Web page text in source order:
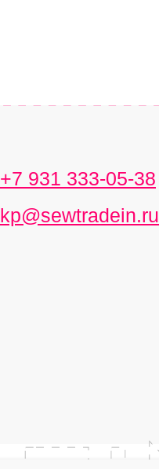
+7 931 333-05-38
kp@sewtradein.ru